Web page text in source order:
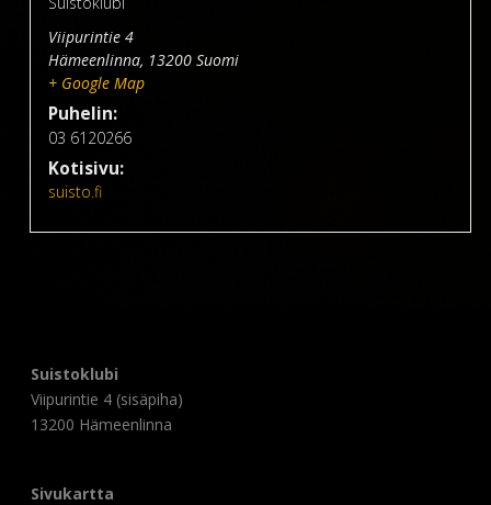
Viipurintie 4
Hämeenlinna, 13200 Suomi
+ Google Map
Puhelin:
03 6120266
Kotisivu:
suisto.fi
Suistoklubi
Viipurintie 4 (sisäpiha)
13200 Hämeenlinna
Sivukartta